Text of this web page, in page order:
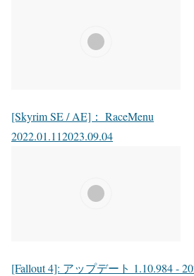
[Skyrim SE / AE]： RaceMenu
2022.01.112023.09.04
[Fallout 4]: アップデート 1.10.984 -